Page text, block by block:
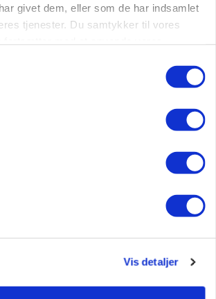
givet dem, eller som de har indsamlet
tjenester. Du samtykker til vores
Vis detaljer